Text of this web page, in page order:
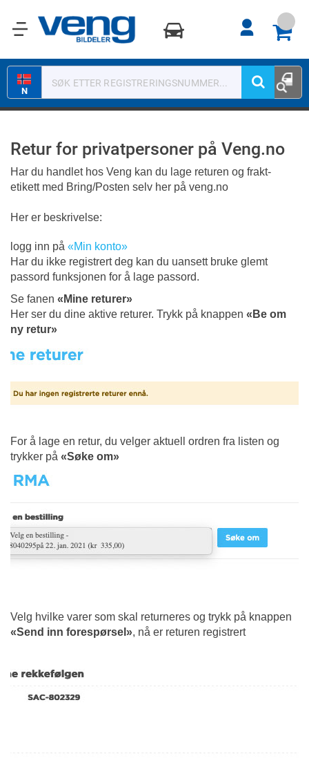
N
Retur for privatpersoner på Veng.no
Har du handlet hos Veng kan du lage returen og frakt-
etikett med Bring/Posten selv her på veng.no
Her er beskrivelse:
logg inn på «Min konto»
Har du ikke registrert deg kan du uansett bruke glemt
passord funksjonen for å lage passord.
Se fanen «Mine returer»
Her ser du dine aktive returer. Trykk på knappen «Be om
ny retur»
For å lage en retur, du velger aktuell ordren fra listen og
trykker på «Søke om»
Velg hvilke varer som skal returneres og trykk på knappen
«Send inn forespørsel», nå er returen registrert